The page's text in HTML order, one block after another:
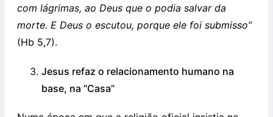
com lágrimas, ao Deus que o podia salvar da
morte. E Deus o escutou, porque ele foi submisso”
(Hb 5,7).
Jesus refaz o relacionamento humano na
base, na “Casa”